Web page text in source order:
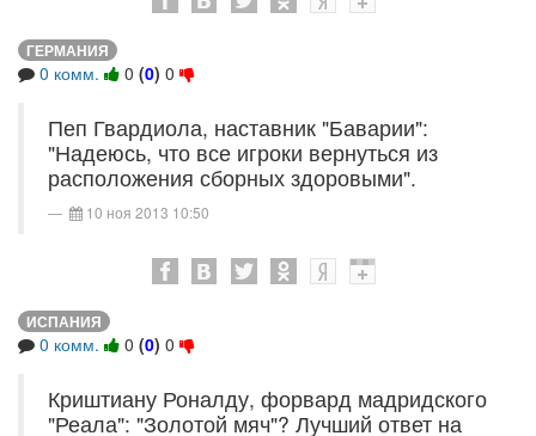
ГЕРМАНИЯ
0 комм. 0 (0) 0
Пеп Гвардиола, наставник "Баварии":
"Надеюсь, что все игроки вернуться из
расположения сборных здоровыми".
10 ноя 2013 10:50
ИСПАНИЯ
0 комм. 0 (0) 0
Криштиану Роналду, форвард мадридского
"Реала": "Золотой мяч"? Лучший ответ на